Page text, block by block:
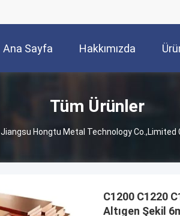
Ana Sayfa Hakkımızda
Tüm Ürünler
Jiangsu Hongtu Metal Technology Co.,Limited
C1200 C1220
Altıgen Şekil